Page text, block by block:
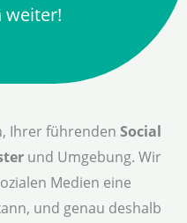
weiter!
Ihrer führenden Social
und Umgebung. Wir
Medien eine
und genau deshalb